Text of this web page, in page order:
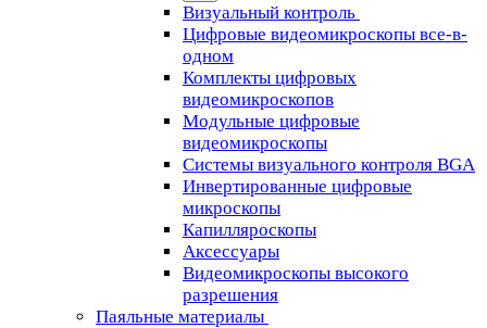
Визуальный контроль
Цифровые видеомикроскопы все-в-
одном
Комплекты цифровых
видеомикроскопов
Модульные цифровые
видеомикроскопы
Cистемы визуального контроля BGA
Инвертированные цифровые
микроскопы
Капилляроскопы
Аксессуары
Видеомикроскопы высокого
разрешения
Паяльные материалы